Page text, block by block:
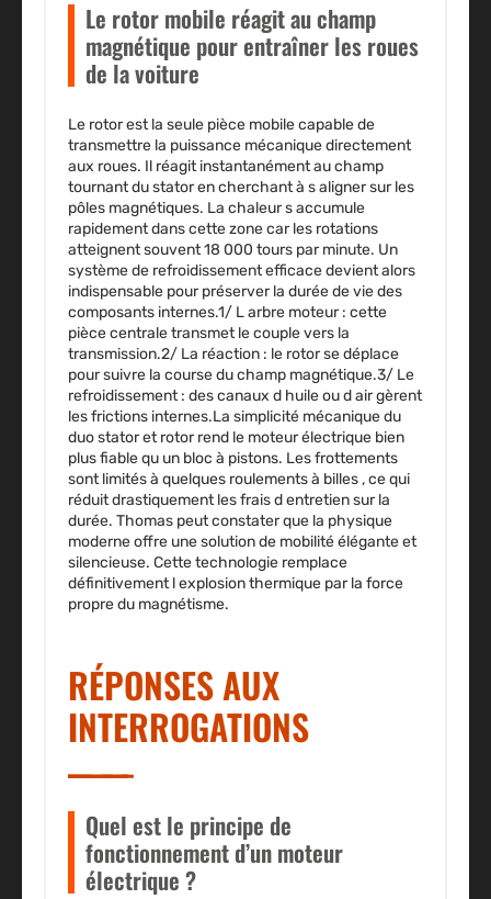
Le rotor mobile réagit au champ
magnétique pour entraîner les roues
de la voiture
Le rotor est la seule pièce mobile capable de
transmettre la puissance mécanique directement
aux roues. Il réagit instantanément au champ
tournant du stator en cherchant à s aligner sur les
pôles magnétiques. La chaleur s accumule
rapidement dans cette zone car les rotations
atteignent souvent 18 000 tours par minute. Un
système de refroidissement efficace devient alors
indispensable pour préserver la durée de vie des
composants internes.1/ L arbre moteur: cette
pièce centrale transmet le couple vers la
transmission.2/ La réaction : le rotor se déplace
pour suivre la course du champ magnétique.3/ Le
refroidissement: des canaux d huile ou d air gèrent
les frictions internes.La simplicité mécanique du
duo stator et rotor rend le moteur électrique bien
plus fiable qu un bloc à pistons. Les frottements
sont limités à quelques roulements à billes , ce qui
réduit drastiquement les frais d entretien sur la
durée. Thomas peut constater que la physique
moderne offre une solution de mobilité élégante et
silencieuse. Cette technologie remplace
définitivement l explosion thermique par la force
propre du magnétisme.
RÉPONSES AUX
INTERROGATIONS
Quel est le principe de
fonctionnement d’un moteur
électrique ?